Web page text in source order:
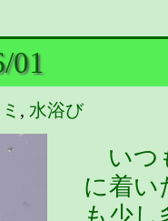
, 水浴び
いつ
に着い
も少